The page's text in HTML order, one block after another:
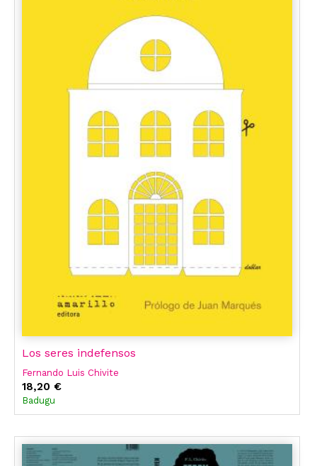
Los seres indefensos
Fernando Luis Chivite
18,20 €
Badugu